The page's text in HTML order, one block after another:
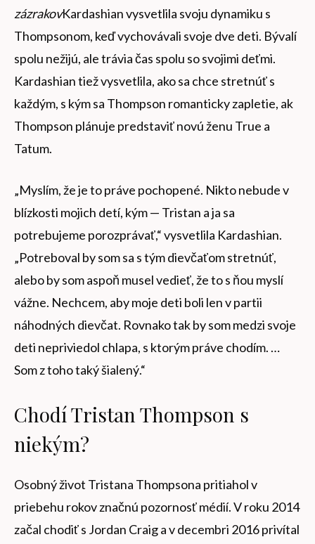
zázrakovKardashian vysvetlila svoju dynamiku s
Thompsonom, keď vychovávali svoje dve deti. Bývalí
spolu nežijú, ale trávia čas spolu so svojimi deťmi.
Kardashian tiež vysvetlila, ako sa chce stretnúť s
každým, s kým sa Thompson romanticky zapletie, ak
Thompson plánuje predstaviť novú ženu True a
Tatum.
„Myslím, že je to práve pochopené. Nikto nebude v
blízkosti mojich detí, kým — Tristan a ja sa
potrebujeme porozprávať,“ vysvetlila Kardashian.
„Potreboval by som sa s tým dievčaťom stretnúť,
alebo by som aspoň musel vedieť, že to s ňou myslí
vážne. Nechcem, aby moje deti boli len v partii
náhodných dievčat. Rovnako tak by som medzi svoje
deti nepriviedol chlapa, s ktorým práve chodím. …
Som z toho taký šialený.“
Chodí Tristan Thompson s
niekým?
Osobný život Tristana Thompsona pritiahol v
priebehu rokov značnú pozornosť médií. V roku 2014
začal chodiť s Jordan Craig a v decembri 2016 privítal